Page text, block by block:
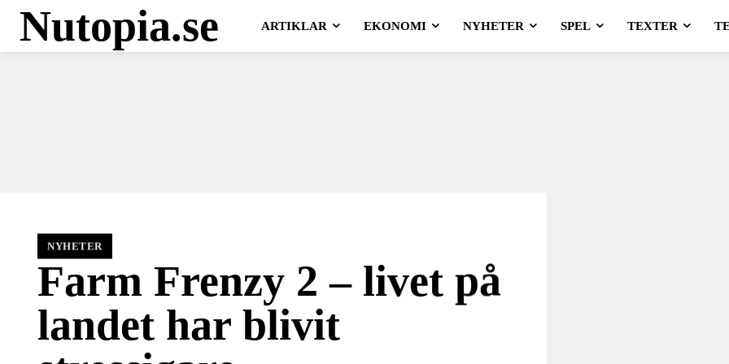
Nutopia.se ARTIKLAR EKONOMI NYHETER SPEL TEXTER
NYHETER
Farm Frenzy 2 – livet på
landet har blivit